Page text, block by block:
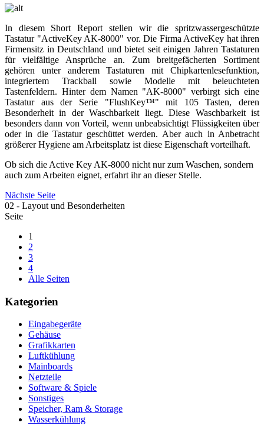
In diesem Short Report stellen wir die spritzwassergeschützte
Tastatur "ActiveKey AK-8000" vor. Die Firma ActiveKey hat ihren
Firmensitz in Deutschland und bietet seit einigen Jahren Tastaturen
für vielfältige Ansprüche an. Zum breitgefächerten Sortiment
gehören unter anderem Tastaturen mit Chipkartenlesefunktion,
integriertem Trackball sowie Modelle mit beleuchteten
Tastenfeldern. Hinter dem Namen "AK-8000" verbirgt sich eine
Tastatur aus der Serie "FlushKey™" mit 105 Tasten, deren
Besonderheit in der Waschbarkeit liegt. Diese Waschbarkeit ist
besonders dann von Vorteil, wenn unbeabsichtigt Flüssigkeiten über
oder in die Tastatur geschüttet werden. Aber auch in Anbetracht
größerer Hygiene am Arbeitsplatz ist diese Eigenschaft vorteilhaft.
Ob sich die Active Key AK-8000 nicht nur zum Waschen, sondern
auch zum Arbeiten eignet, erfahrt ihr an dieser Stelle.
Nächste Seite
02 - Layout und Besonderheiten
Seite
1
2
3
4
Alle Seiten
Kategorien
Eingabegeräte
Gehäuse
Grafikkarten
Luftkühlung
Mainboards
Netzteile
Software & Spiele
Sonstiges
Speicher, Ram & Storage
Wasserkühlung